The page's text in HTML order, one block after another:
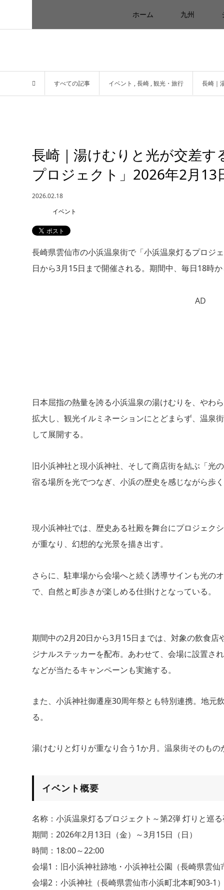
ホーム 九州
すべての記事 イベント ,長崎 ,観光・旅行 長崎｜
長崎｜湯けむりと光が交差す
プロジェクト」2026年2月13
2026.02.18
イベント
長崎県雲仙市の小浜温泉街で「小浜温泉灯るプロジ
日から3月15日まで開催される。期間中、毎日18時
AD
日本屈指の熱量を誇る小浜温泉の湯けむりを、やわ
拡大し、観光イルミネーションにとどまらず、温泉
して展開する。
旧小浜神社と現小浜神社、そして商店街を結ぶ「光
宿る場所を光でつなぎ、小浜の歴史を感じながら歩
現小浜神社では、歴史ある社殿を舞台にプロジェク
が重なり、幻想的な光景を描き出す。
さらに、駐車場から会場へと続く誘導サインも光の
で、自然と町歩きが楽しめる仕掛けとなっている。
期間中の2月20日から3月15日までは、対象の飲食
ジナルステッカーを配布。あわせて、会場に設置さ
などが当たるキャンペーンも実施する。
また、小浜神社御遷座30周年祭とも特別連携。地
る。
湯けむりと灯りが重なり合う1か月。温泉街そのも
イベント概要
名称：小浜温泉灯るプロジェクト～第2弾 灯りと巡
期間：2026年2月13日（金）～3月15日（日）
時間：18:00～22:00
会場1：旧小浜神社跡地・小浜神社公園（長崎県雲
会場2：小浜神社（長崎県雲仙市小浜町北本町903-1